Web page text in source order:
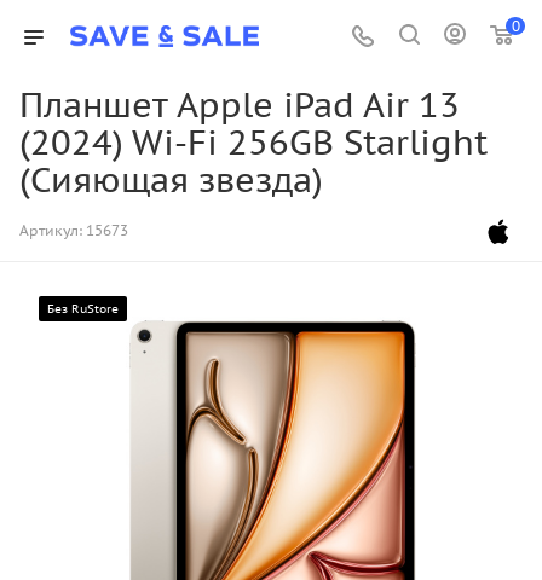
0
Планшет Apple iPad Air 13
(2024) Wi-Fi 256GB Starlight
(Сияющая звезда)
Артикул: 15673
Без RuStore